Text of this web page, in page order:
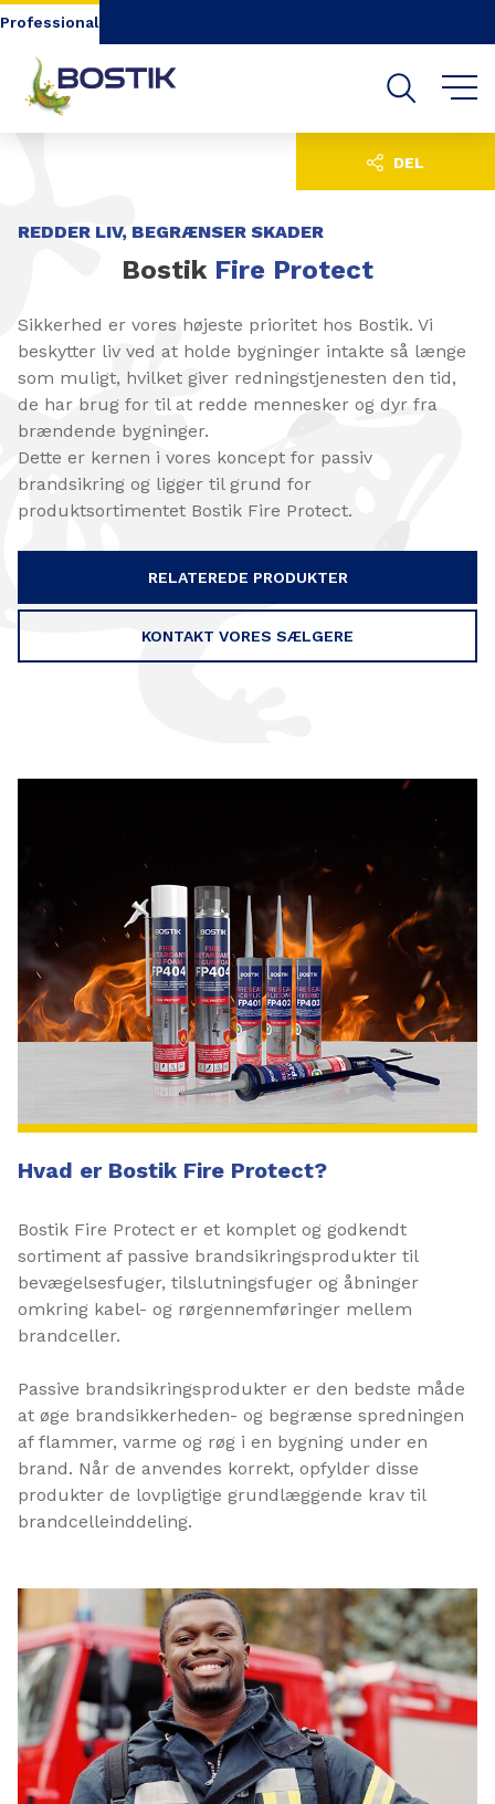
Go to content
Professional
REDDER LIV, BEGRÆNSER SKADER
Bostik Fire Protect
Sikkerhed er vores højeste prioritet hos Bostik. Vi
beskytter liv ved at holde bygninger intakte så længe
som muligt, hvilket giver redningstjenesten den tid,
de har brug for til at redde mennesker og dyr fra
brændende bygninger.
Dette er kernen i vores koncept for passiv
brandsikring og ligger til grund for
produktsortimentet Bostik Fire Protect.
RELATEREDE PRODUKTER
KONTAKT VORES SÆLGERE
DEL
Hvad er Bostik Fire Protect?
Bostik Fire Protect er et komplet og godkendt
sortiment af passive brandsikringsprodukter til
bevægelsesfuger, tilslutningsfuger og åbninger
omkring kabel- og rørgennemføringer mellem
brandceller.
Passive brandsikringsprodukter er den bedste måde
at øge brandsikkerheden- og begrænse spredningen
af flammer, varme og røg i en bygning under en
brand. Når de anvendes korrekt, opfylder disse
produkter de lovpligtige grundlæggende krav til
brandcelleinddeling.